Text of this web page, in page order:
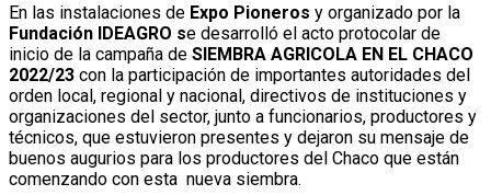
En las instalaciones de Expo Pioneros y organizado por la
Fundación IDEAGRO se desarrolló el acto protocolar de
inicio de la campaña de SIEMBRA AGRICOLA EN EL CHACO
2022/23 con la participación de importantes autoridades del
orden local, regional y nacional, directivos de instituciones y
organizaciones del sector, junto a funcionarios, productores y
técnicos, que estuvieron presentes y dejaron su mensaje de
buenos augurios para los productores del Chaco que están
comenzando con esta nueva siembra.